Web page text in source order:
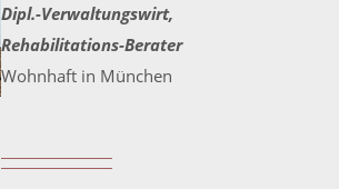
Dipl.-Verwaltungswirt,
Rehabilitations-Berater
Wohnhaft in München